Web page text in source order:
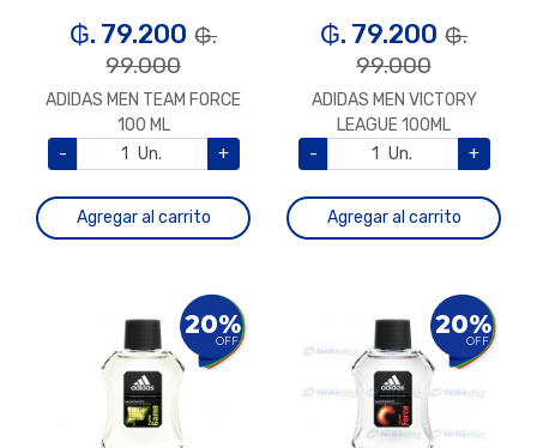
₲. 79.200 ₲.
99.000
ADIDAS MEN TEAM FORCE
100 ML
-
Un. +
Agregar al carrito
₲. 79.200 ₲.
99.000
ADIDAS MEN VICTORY
LEAGUE 100ML
-
Un. +
Agregar al carrito
20%
OFF
20%
OFF